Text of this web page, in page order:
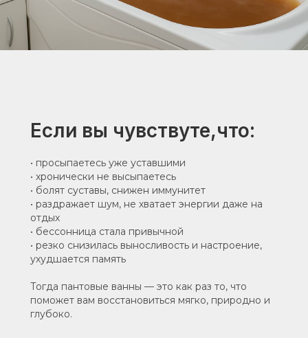
Если вы чувствуте,что:
• просыпаетесь уже уставшими
• хронически не высыпаетесь
• болят суставы, снижен иммунитет
• раздражает шум, не хватает энергии даже на
отдых
• бессонница стала привычной
• резко снизилась выносливость и настроение,
ухудшается память
Тогда пантовые ванны — это как раз то, что
поможет вам восстановиться мягко, природно и
глубоко.